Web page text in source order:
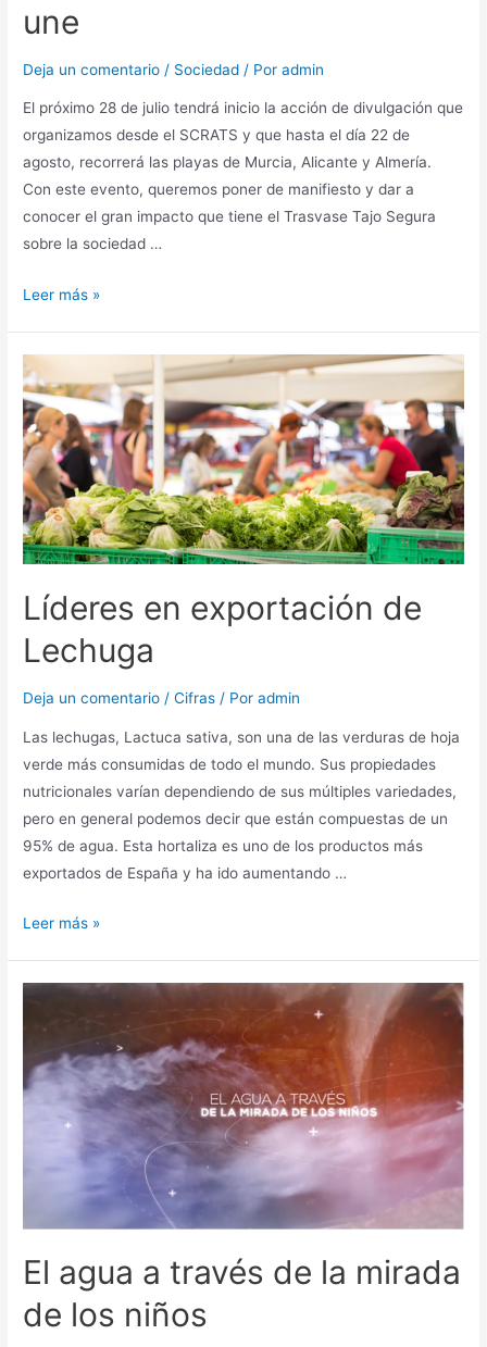
une
Deja un comentario / Sociedad / Poradmin
El próximo 28 de julio tendrá inicio la acción de divulgación que
organizamos desde el SCRATS y que hasta el día 22 de
agosto, recorrerá las playas de Murcia, Alicante y Almería.
Con este evento, queremos poner de manifiesto y dar a
conocer el gran impacto que tiene el Trasvase Tajo Segura
sobre la sociedad …
Leer más »
Líderes en exportación de
Lechuga
Deja un comentario /Cifras / Poradmin
Las lechugas, Lactuca sativa, son una de las verduras de hoja
verde más consumidas de todo el mundo. Sus propiedades
nutricionales varían dependiendo de sus múltiples variedades,
pero en general podemos decir que están compuestas de un
95% de agua. Esta hortaliza es uno de los productos más
exportados de España y ha ido aumentando …
Leer más »
El agua a través de la mirada
de los niños